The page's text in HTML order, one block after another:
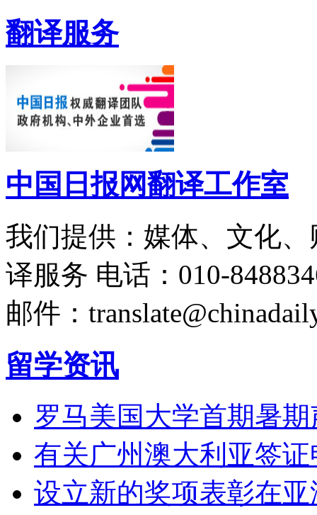
翻译服务
中国日报网翻译工作室
我们提供：媒体、文化
译服务 电话：010-
邮件：
留学资讯
罗马美国大学首期暑
有关广州澳大利亚签
设立新的奖项表彰在